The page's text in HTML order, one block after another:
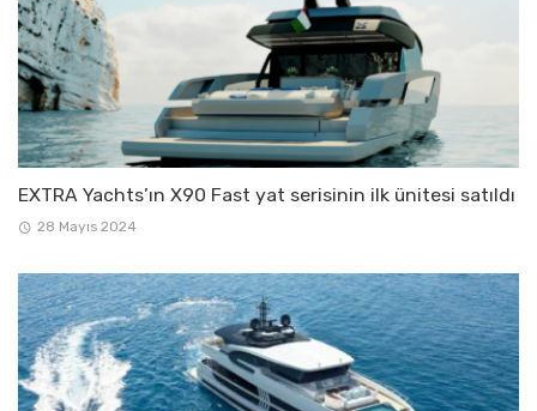
EXTRA Yachts’ın X90 Fast yat serisinin ilk ünitesi satıldı
28 Mayıs 2024